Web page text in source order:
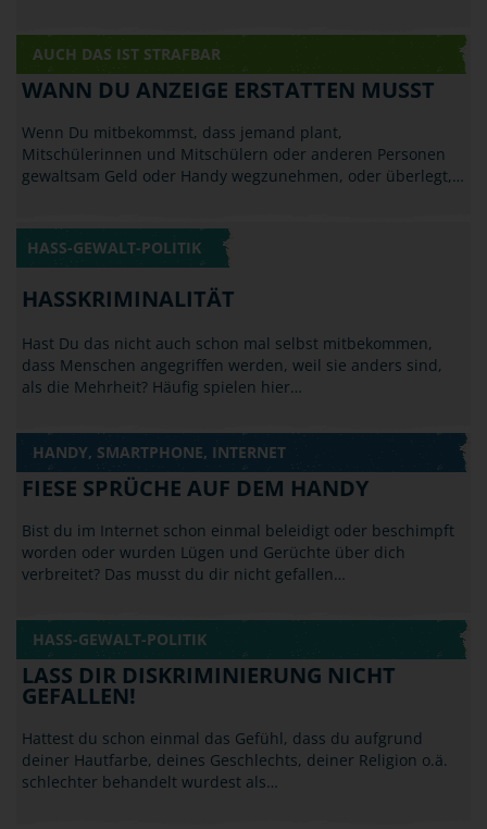
AUCH DAS IST STRAFBAR
WANN DU ANZEIGE ERSTATTEN MUSST
Wenn Du mitbekommst, dass jemand plant,
Mitschülerinnen und Mitschülern oder anderen Personen
gewaltsam Geld oder Handy wegzunehmen, oder überlegt,…
HASS-GEWALT-POLITIK
HASSKRIMINALITÄT
Hast Du das nicht auch schon mal selbst mitbekommen,
dass Menschen angegriffen werden, weil sie anders sind,
als die Mehrheit? Häufig spielen hier…
HANDY, SMARTPHONE, INTERNET
FIESE SPRÜCHE AUF DEM HANDY
Bist du im Internet schon einmal beleidigt oder beschimpft
worden oder wurden Lügen und Gerüchte über dich
verbreitet? Das musst du dir nicht gefallen…
HASS-GEWALT-POLITIK
LASS DIR DISKRIMINIERUNG NICHT
GEFALLEN!
Hattest du schon einmal das Gefühl, dass du aufgrund
deiner Hautfarbe, deines Geschlechts, deiner Religion o.ä.
schlechter behandelt wurdest als…